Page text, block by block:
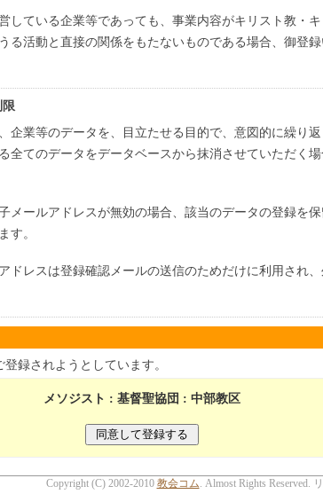
している企業等であっても、事業内容がキリスト教・
る活動と直接の関係をもたないものである場合、御登録
企業等のデータを、目立たせる目的で、意図的に繰り
全てのデータをデータベースから抹消させていただく場
メールアドレスが無効の場合、該当のデータの登録を
す。
ドレスは登録確認メールの送信のためだけに利用され、
録されようとしています。
メソジスト : 基督聖協団 : 中部教区
Copyright (C) 2002-2010 教会コム . Almost Rights Reserved.